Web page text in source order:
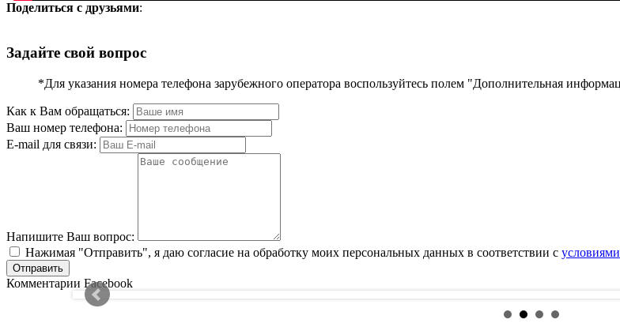
Поделиться с друзьями:
Задайте свой вопрос
*Для указания номера телефона зарубежного оператора воспользуйтесь полем "Дополнительная
Как к Вам обращаться:
Ваш номер телефона:
E-mail для связи:
Напишите Ваш вопрос:
Нажимая "Отправить", я даю согласие на обработку моих персональных данных в соответствии с условиями
Комментарии Facebook